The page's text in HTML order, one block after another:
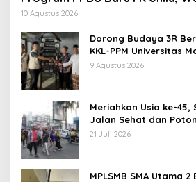
Tekankan Pemerataan Dokter
10 Agustus 2026
Dorong Budaya 3R
KKL-PPM Universitas
AI Barcode untuk
9 Agustus 2026
Meriahkan Usia ke-45,
Jalan Sehat dan
21 Juli 2026
MPLSMB SMA Utama